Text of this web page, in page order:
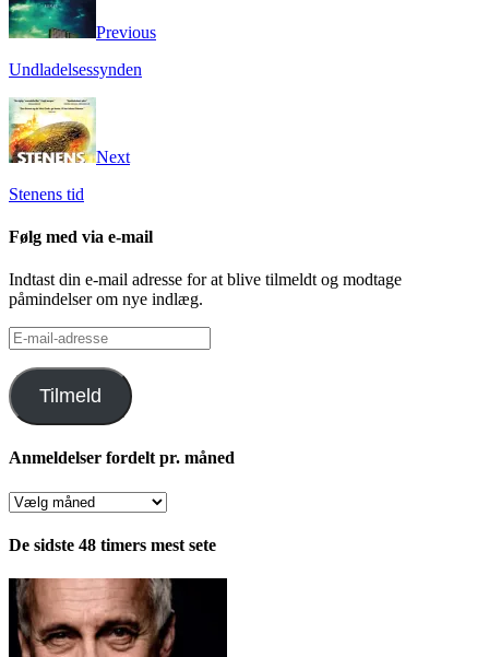
Previous
Undladelsessynden
Next
Stenens tid
Følg med via e-mail
Indtast din e-mail adresse for at blive tilmeldt og modtage
påmindelser om nye indlæg.
E-
mail-
adresse
Tilmeld
Anmeldelser fordelt pr. måned
Anmeldelser
pr.
De sidste 48 timers mest sete